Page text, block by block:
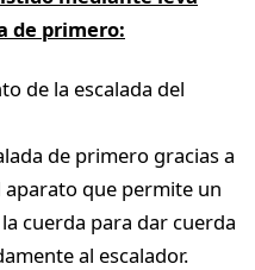
de primero:
de la escalada del
de primero gracias a
que permite un
cuerda para dar cuerda
al escalador.